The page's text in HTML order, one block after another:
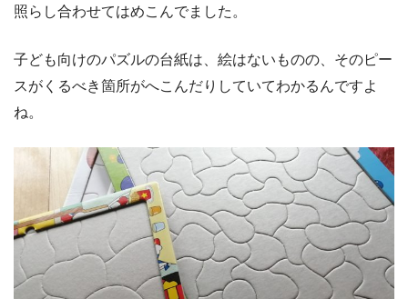
照らし合わせてはめこんでました。
子ども向けのパズルの台紙は、絵はないものの、そのピー
スがくるべき箇所がへこんだりしていてわかるんですよ
ね。